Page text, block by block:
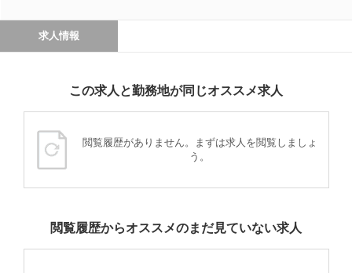
求人情報
この求人と勤務地が同じオススメ求人
閲覧履歴がありません。まずは求人を閲覧しましょ
う。
閲覧履歴からオススメのまだ見ていない求人